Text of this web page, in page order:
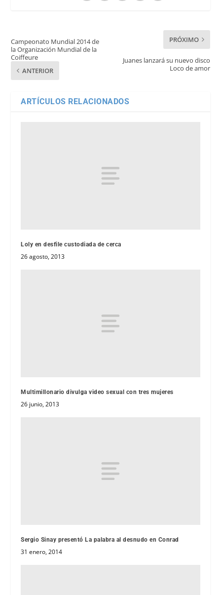
Campeonato Mundial 2014 de
la Organización Mundial de la
Coiffeure
ANTERIOR
PRÓXIMO
Juanes lanzará su nuevo disco
Loco de amor
ARTÍCULOS RELACIONADOS
Loly en desfile custodiada de cerca
26 agosto, 2013
Multimillonario divulga video sexual con tres mujeres
26 junio, 2013
Sergio Sinay presentó La palabra al desnudo en Conrad
31 enero, 2014